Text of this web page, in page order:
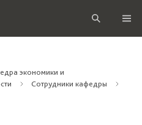
экономики и
Сотрудники кафедры